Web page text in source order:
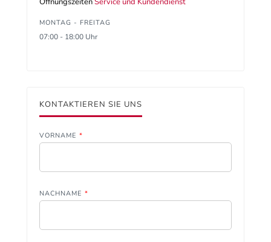
MONTAG - FREITAG
07:00 - 18:00 Uhr
KONTAKTIEREN SIE UNS
VORNAME *
NACHNAME *